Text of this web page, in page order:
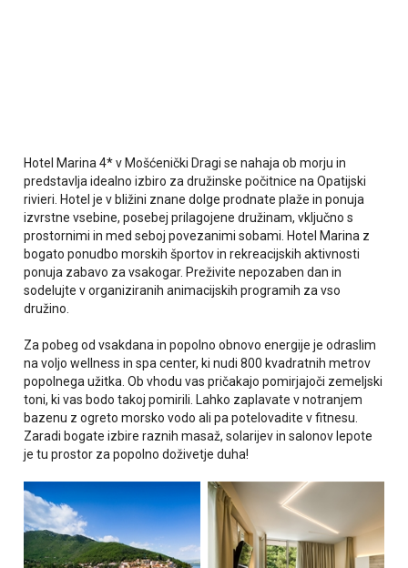
Hotel Marina 4* v Mošćenički Dragi se nahaja ob morju in
predstavlja idealno izbiro za družinske počitnice na Opatijski
rivieri. Hotel je v bližini znane dolge prodnate plaže in ponuja
izvrstne vsebine, posebej prilagojene družinam, vključno s
prostornimi in med seboj povezanimi sobami. Hotel Marina z
bogato ponudbo morskih športov in rekreacijskih aktivnosti
ponuja zabavo za vsakogar. Preživite nepozaben dan in
sodelujte v organiziranih animacijskih programih za vso
družino.
Za pobeg od vsakdana in popolno obnovo energije je odraslim
na voljo wellness in spa center, ki nudi 800 kvadratnih metrov
popolnega užitka. Ob vhodu vas pričakajo pomirjajoči zemeljski
toni, ki vas bodo takoj pomirili. Lahko zaplavate v notranjem
bazenu z ogreto morsko vodo ali pa potelovadite v fitnesu.
Zaradi bogate izbire raznih masaž, solarijev in salonov lepote
je tu prostor za popolno doživetje duha!